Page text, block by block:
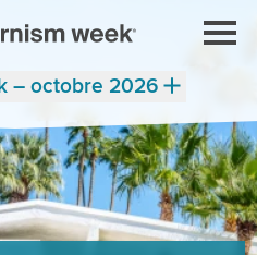
– octobre 2026